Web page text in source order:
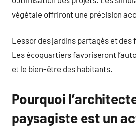
végétale offriront une précision
L’essor des jardins partagés et des
Les écoquartiers favoriseront
et le bien-être des habitants.
Pourquoi
paysagiste est un